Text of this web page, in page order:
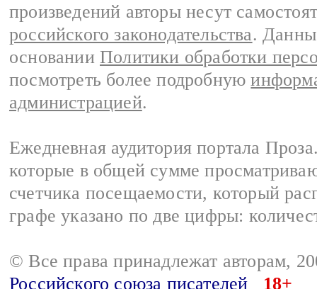
произведений авторы несут
российского законодательства.
основании Политики обработки
посмотреть более подробную
администрацией.
Ежедневная аудитория портала
которые в общей сумме
счетчика посещаемости, который
графе указано по две цифры:
© Все права принадлежат авторам,
Российского союза писателей
18+